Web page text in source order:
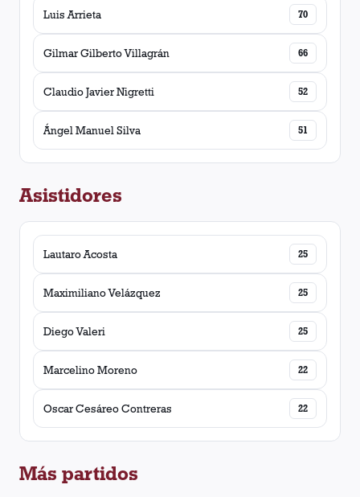
Luis Arrieta 70
Gilmar Gilberto Villagrán 66
Claudio Javier Nigretti 52
Ángel Manuel Silva 51
Asistidores
Lautaro Acosta 25
Maximiliano Velázquez 25
Diego Valeri 25
Marcelino Moreno 22
Oscar Cesáreo Contreras 22
Más partidos